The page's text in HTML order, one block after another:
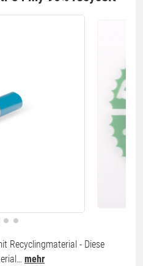
Recyclingmaterial - Diese
mehr